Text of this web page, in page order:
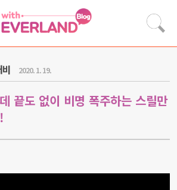
2020. 1. 19.
끝도 없이 비명 폭주하는 스릴만